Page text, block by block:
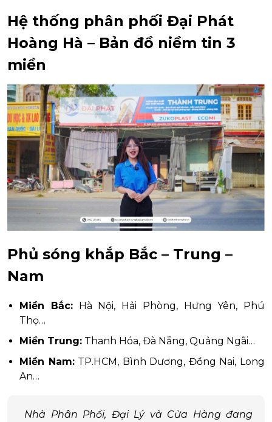
Hệ thống phân phối Đại Phát
Hoàng Hà – Bản đồ niềm tin 3
miền
Phủ sóng khắp Bắc – Trung –
Nam
Miền Bắc:Hà Nội, Hải Phòng, Hưng Yên, Phú
Thọ…
Miền Trung: Thanh Hóa, Đà Nẵng, Quảng Ngãi…
Miền Nam:TP.HCM, Bình Dương, Đồng Nai, Long
An…
Nhà Phân Phối, Đại Lý và Cửa Hàng đang